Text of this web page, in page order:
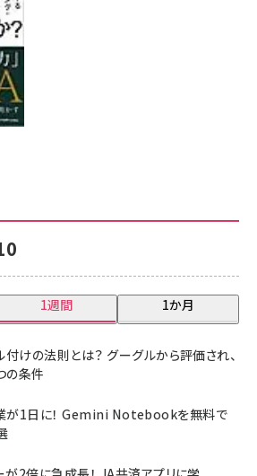
1週間 1か月
付けの法則とは？ グーグルから評価され、
の条件
が1日に！ Gemini Notebookを無料で